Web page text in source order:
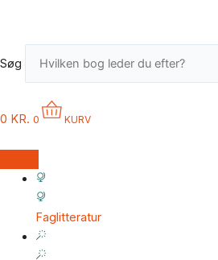
Søg
0 KR. 0 KURV
Faglitteratur